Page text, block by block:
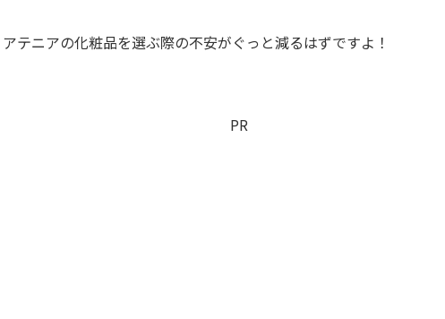
テニアの化粧品を選ぶ際の不安がぐっと減るはずですよ！
PR